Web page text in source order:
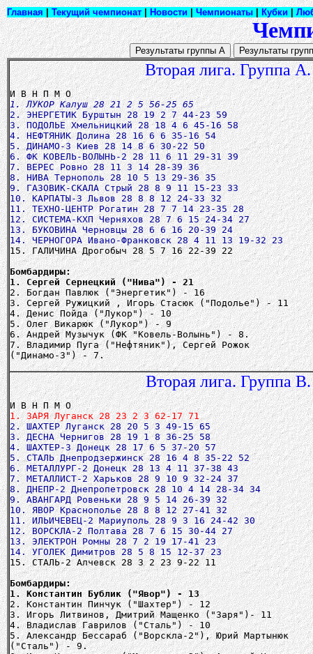
Главная Текущий чемпионат Новости Чемпионаты Кубки
Вторая лига. Группа А.
1. ЛУКОР Калуш 28 21 2 5 56-25 65
2. ЭНЕРГЕТИК Бурштын 28 19 2 7 44-23 59
3. ПОДОЛЬЕ Хмельницкий 28 18 4 6 45-16 58
4. НЕФТЯНИК Долина 28 16 6 6 35-16 54
5. ДИНАМО-3 Киев 28 14 8 6 30-22 50
6. ФК КОВЕЛЬ-ВОЛЫНЬ-2 28 11 6 11 29-31 39
7. ВЕРЕС Ровно 28 11 3 14 28-39 36
8. НИВА Тернополь 28 10 5 13 29-36 35
9. ГАЗОВИК-СКАЛА Стрый 28 8 9 11 15-23 33
10. КАРПАТЫ-3 Львов 28 8 8 12 24-33 32
11. ТЕХНО-ЦЕНТР Рогатин 28 7 7 14 23-35 28
12. СИСТЕМА-КХП Черняхов 28 7 6 15 24-34 27
13. БУКОВИНА Черновцы 28 6 6 16 20-39 24
14. ЧЕРНОГОРА Ивано-Франковск 28 4 11 13 19-32 23
15. ГАЛИЧИНА Дрогобыч 28 5 7 16 22-39 22
Бомбардиры:
1. Сергей Сернецкий ("Нива") - 21
2. Богдан Павлюк ("Энергетик") - 16
3. Сергей Ружицкий , Игорь Стасюк ("Подолье") - 11
4. Денис Пойда ("Лукор") - 10
5. Олег Викарюк ("Лукор") - 9
6. Андрей Музычук (ФК "Ковель-Волынь") - 8.
7. Владимир Пуга ("Нефтяник"), Сергей Рожок
Вторая лига. Группа В.
1. ЗАРЯ Луганск 28 23 2 3 62-17 71
2. ШАХТЕР Луганск 28 20 5 3 49-15 65
3. ДЕСНА Чернигов 28 19 1 8 36-25 58
4. ШАХТЕР-3 Донецк 28 17 6 5 37-20 57
5. СТАЛЬ Днепродзержинск 28 16 4 8 35-22 52
6. МЕТАЛЛУРГ-2 Донецк 28 13 4 11 37-38 43
7. МЕТАЛЛИСТ-2 Харьков 28 9 10 9 32-24 37
8. ДНЕПР-2 Днепропетровск 28 10 4 14 28-34 34
9. АВАНГАРД Ровеньки 28 9 5 14 26-39 32
10. ЯВОР Краснополье 28 8 8 12 27-41 32
11. ИЛЬИЧЕВЕЦ-2 Мариуполь 28 9 3 16 24-42 30
12. ВОРСКЛА-2 Полтава 28 7 6 15 30-44 27
13. ЭЛЕКТРОН Ромны 28 7 2 19 17-41 23
14. УГОЛЕК Димитров 28 5 8 15 12-37 23
15. СТАЛЬ-2 Алчевск 28 3 2 23 9-22 11
Бомбардиры:
1. Константин Бублик ("Явор") - 13
2. Константин Пинчук ("Шахтер") - 12
3. Игорь Литвинов, Дмитрий Мащенко ("Заря")- 11
4. Владислав Гаврилов ("Сталь") - 10
5. Александр Бессараб ("Ворскла-2"), Юрий Мартынюк
("Сталь") - 9.